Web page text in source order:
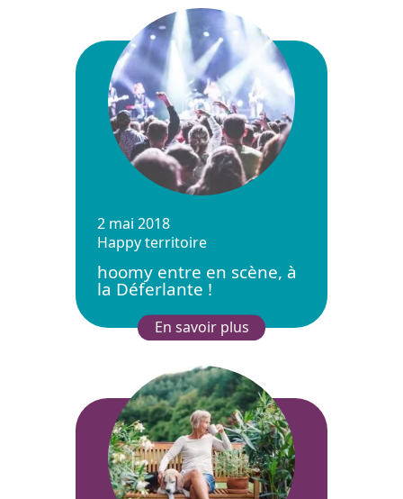
2 mai 2018
Happy territoire
hoomy entre en scène, à
la Déferlante !
En savoir plus